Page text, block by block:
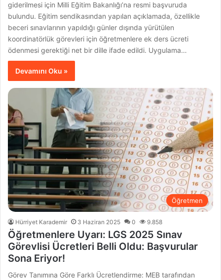
giderilmesi için Milli Eğitim Bakanlığı’na resmi başvuruda
bulundu. Eğitim sendikasından yapılan açıklamada, özellikle
beceri sınavlarının yapıldığı günler dışında yürütülen
koordinatörlük görevleri için öğretmenlere ek ders ücreti
ödenmesi gerektiği net bir dille ifade edildi. Uygulama…
Devamını Oku »
Öğretmen
Hürriyet Karademir 3 Haziran 2025 0 9.858
Öğretmenlere Uyarı: LGS 2025 Sınav
Görevlisi Ücretleri Belli Oldu: Başvurular
Sona Eriyor!
Görev Tanımına Göre Farklı Ücretlendirme: MEB tarafından